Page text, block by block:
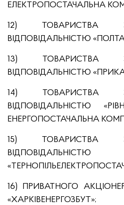
ЕЛЕКТРОПОСТАЧАЛЬНА
12) ТОВАРИСТВА
ВІДПОВІДАЛЬНІСТЮ
13) ТОВАРИСТВА
ВІДПОВІДАЛЬНІСТЮ
14) ТОВАРИСТВА
ВІДПОВІДАЛЬНІСТЮ
ЕНЕРГОПОСТАЧАЛЬНА
15) ТОВАРИСТВА
ВІДПОВІДАЛЬНІСТЮ
16) ПРИВАТНОГО
«ХАРКІВЕНЕРГОЗБУТ»;